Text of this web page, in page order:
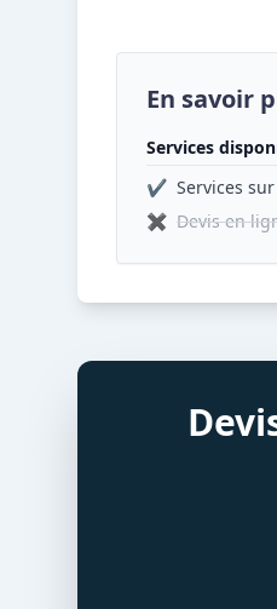
En savoir
Services
✔ Services
✖ Devis en